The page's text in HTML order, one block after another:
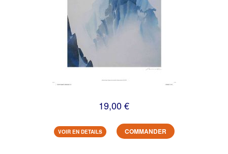
19,00 €
VOIR EN DETAILS COMMANDER